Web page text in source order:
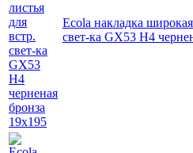
Ecola накладка
свет-ка GX53 H4